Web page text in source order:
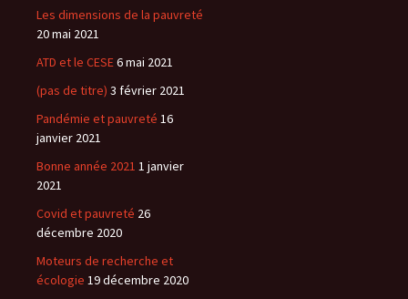
Les dimensions de la pauvreté
20 mai 2021
ATD et le CESE6 mai 2021
(pas de titre) 3 février 2021
Pandémie et pauvreté 16
janvier 2021
Bonne année 2021 1 janvier
2021
Covid et pauvreté 26
décembre 2020
Moteurs de recherche et
écologie 19 décembre 2020